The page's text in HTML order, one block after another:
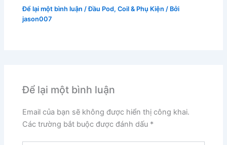
Để lại một bình luận /Đầu Pod, Coil & Phụ Kiện / Bởi
jason007
Để lại một bình luận
Email của bạn sẽ không được hiển thị công khai.
Các trường bắt buộc được đánh dấu *